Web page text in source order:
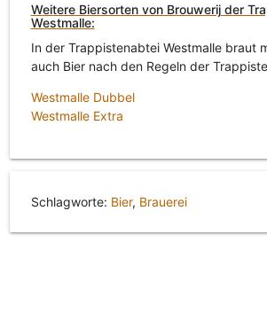
Weitere Biersorten von Brouwerij der
Westmalle:
In der Trappistenabtei Westmalle braut
auch Bier nach den Regeln der
Westmalle Dubbel
Westmalle Extra
Schlagworte: Bier, Brauerei